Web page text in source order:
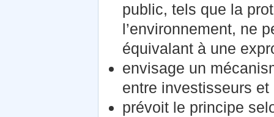
public, tels que la
l’environnement, ne
équivalant à une
envisage un
entre investisseurs et
prévoit le principe